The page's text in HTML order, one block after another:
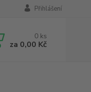
Přihlášení
0 ks
za 0,00 Kč